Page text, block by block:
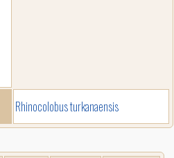
Rhinocolobus turkanaensis